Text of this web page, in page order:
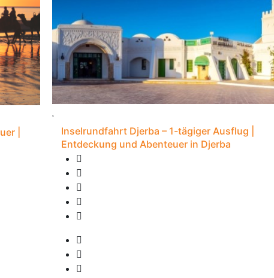
|
Inselrundfahrt Djerba – 1-tägiger Ausflug |
Entdeckung und Abenteuer in Djerba